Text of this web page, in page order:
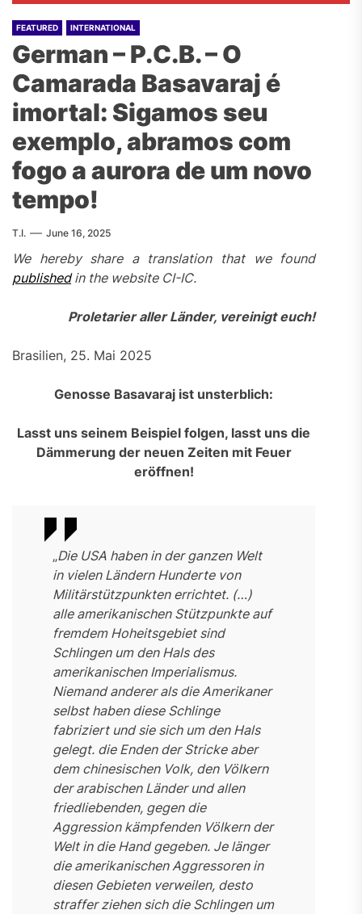
FEATURED INTERNATIONAL
German – P.C.B. – O
Camarada Basavaraj é
imortal: Sigamos seu
exemplo, abramos com
fogo a aurora de um novo
tempo!
T.I. June 16, 2025
We hereby share a translation that we found
publishedin the website CI-IC.
Proletarier aller Länder, vereinigt euch!
Brasilien, 25. Mai 2025
Genosse Basavaraj ist unsterblich:
Lasst uns seinem Beispiel folgen, lasst uns die
Dämmerung der neuen Zeiten mit Feuer
eröffnen!
„Die USA haben in der ganzen Welt
in vielen Ländern Hunderte von
Militärstützpunkten errichtet. (…)
alle amerikanischen Stützpunkte auf
fremdem Hoheitsgebiet sind
Schlingen um den Hals des
amerikanischen Imperialismus.
Niemand anderer als die Amerikaner
selbst haben diese Schlinge
fabriziert und sie sich um den Hals
gelegt. die Enden der Stricke aber
dem chinesischen Volk, den Völkern
der arabischen Länder und allen
friedliebenden, gegen die
Aggression kämpfenden Völkern der
Welt in die Hand gegeben. Je länger
die amerikanischen Aggressoren in
diesen Gebieten verweilen, desto
straffer ziehen sich die Schlingen um